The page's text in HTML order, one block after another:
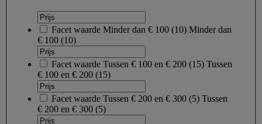
Facet waarde Minder dan € 100 (10) Minder dan
€ 100 (10)
Facet waarde Tussen € 100 en € 200 (15) Tussen
€ 100 en € 200 (15)
Facet waarde Tussen € 200 en € 300 (5) Tussen
€ 200 en € 300 (5)